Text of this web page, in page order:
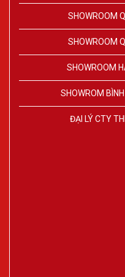
SHOWROOM
SHOWROOM
SHOWROOM
SHOWROM
ĐẠI LÝ CTY